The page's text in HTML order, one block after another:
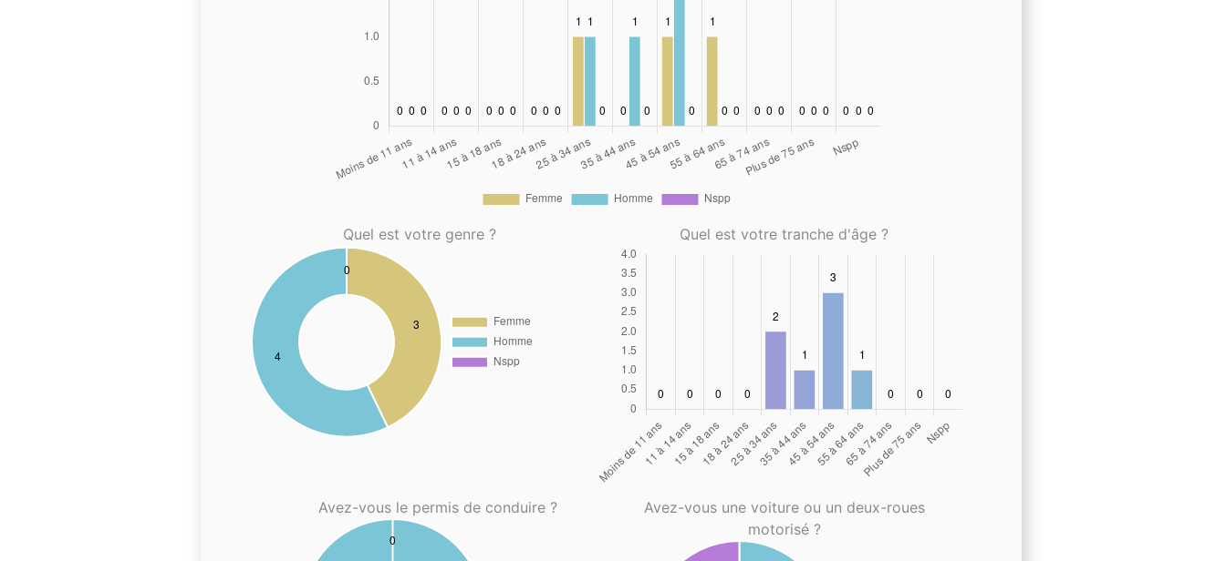
Quel est votre genre ? Quel est votre tranche d'âge ?
Avez-vous le permis de conduire ?
Avez-vous une voiture ou un deux-roues
motorisé ?